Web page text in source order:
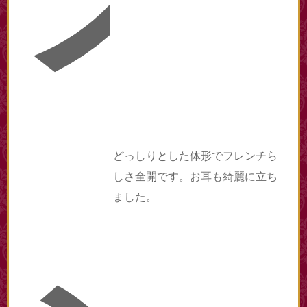
どっしりとした体形でフレンチら
しさ全開です。お耳も綺麗に立ち
ました。